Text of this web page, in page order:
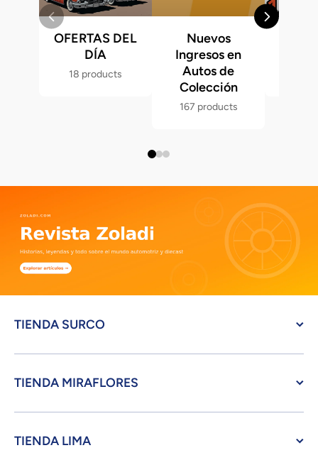
OFERTAS DEL
DÍA
18 products
Nuevos
Ingresos en
Autos de
Colección
167 products
TIENDA SURCO
TIENDA MIRAFLORES
TIENDA LIMA